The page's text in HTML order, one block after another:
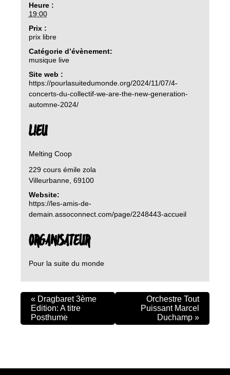
Heure :
19:00
Prix :
prix libre
Catégorie d’évènement:
musique live
Site web :
https://pourlasuitedumonde.org/2024/11/07/4-
concerts-du-collectif-we-are-the-new-generation-
automne-2024/
LIEU
Melting Coop
229 cours émile zola
Villeurbanne, 69100
Website:
https://les-amis-de-
demain.assoconnect.com/page/2248443-accueil
ORGANISATEUR
Pour la suite du monde
« Dragbaret 3ème
Edition: A titre
Posthume
Orchestre Tout
Puissant Marcel
Duchamp »